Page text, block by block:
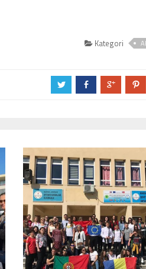
Kategori
a b c d